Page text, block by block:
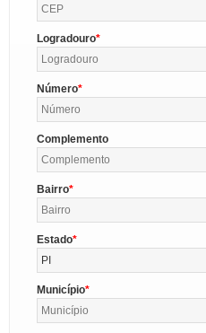
Logradouro
Número
Complemento
Bairro
Estado
PI
Município